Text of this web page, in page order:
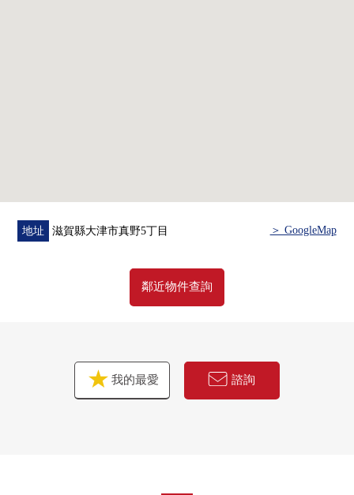
地址 滋賀縣大津市真野5丁目 ＞ GoogleMap
鄰近物件查詢
我的最愛 諮詢